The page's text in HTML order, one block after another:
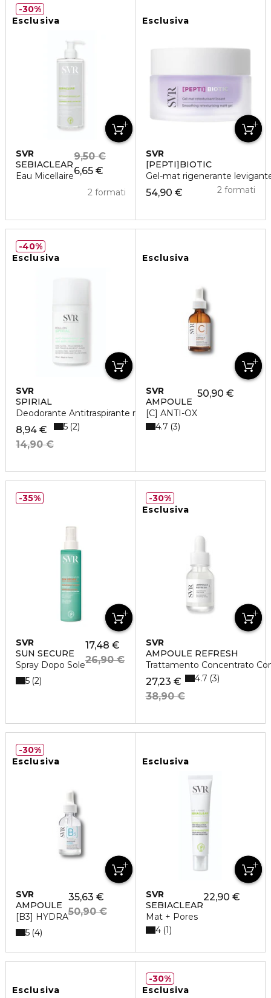
Esclusiva
SVR
SEBIACLEAR
Eau Micellaire6,65 €
9,50 €
2 formati
30%
Esclusiva
SVR
[PEPTI]BIOTIC
Gel-mat rigenerante
54,90 € 2 formati
Esclusiva
SVR
SPIRIAL
Deodorante Antitraspirante roll-on
8,94 €
14,90 €
5 2
40%
Esclusiva
SVR
AMPOULE
[C] ANTI-OX
50,90 €
4.7 3
SVR
SUN SECURE
Spray Dopo Sole
17,48 €
26,90 €
5 2
35%
Esclusiva
SVR
AMPOULE REFRESH
Trattamento Concentrato
27,23 €
38,90 €
4.7 3
30%
Esclusiva
SVR
AMPOULE
[B3] HYDRA
35,63 €
50,90 €
5 4
30%
Esclusiva
SVR
SEBIACLEAR
Mat + Pores
22,90 €
4 1
Esclusiva Esclusiva
30%